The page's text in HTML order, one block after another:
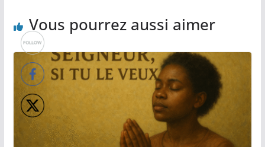
Vous pourrez aussi aimer